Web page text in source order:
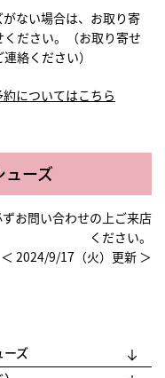
ない場合は、お取り寄
ださい。（お取り寄せ
絡ください）
についてはこちら
ューズ
お問い合わせの上ご来店
ください。
＜ 2024/9/17（火）更新 ＞
ーズ